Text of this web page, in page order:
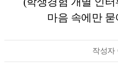
마음 속에만
작성자